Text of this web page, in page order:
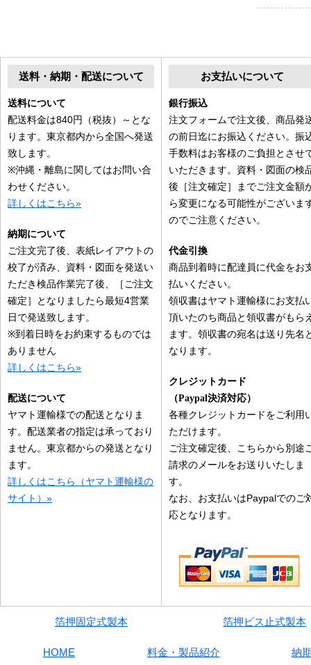
送料・納期・配送について
送料について
配送料金は840円（税抜）～とな
ります。東京都内から全国へ発送
致します。
※沖縄・離島に関してはお問い合
わせください。
詳しくはこちら»
納期について
ご注文完了後、表紙レイアウトの
校了が済み、資料・図面を発送い
ただき検品作業完了後、［ご注文
確定］となりましたら最短4営業
日で発送致します。
※到着日時をお約束するものでは
ありません
詳しくはこちら»
配送について
ヤマト運輸様での配送となりま
す。配送業者の指定は承っており
ません。東京都からの発送となり
ます。
詳しくはこちら（ヤマト運輸様の
サイト）»
お支払いについて
銀行振込
注文フォームで注文後、商品発
の前日迄にお振込ください。振
手数料はお客様のご負担とさせ
いただきます。資料・図面の検
後［注文確定］までご注文金額
ら変更になる可能性がございま
のでご注意ください。
代金引換
商品到着時に配達員に代金をお
払いください。
領収書はヤマト運輸様にお支払
頂いたのち商品と領収書がもら
ます。領収書の宛名は送り先名
なります。
クレジットカード
（Paypal決済対応）
各種クレジットカードをご利用
ただけます。
ご注文確定後、こちらから別途
請求のメールをお送りいたしま
す。
なお、お支払いはPaypalでのご
応となります。
箔押固定式製本 箔押ビス止式製本
HOME 料金・製品紹介 納